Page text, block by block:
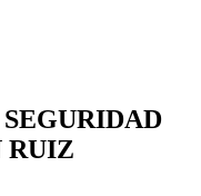
RUIZ